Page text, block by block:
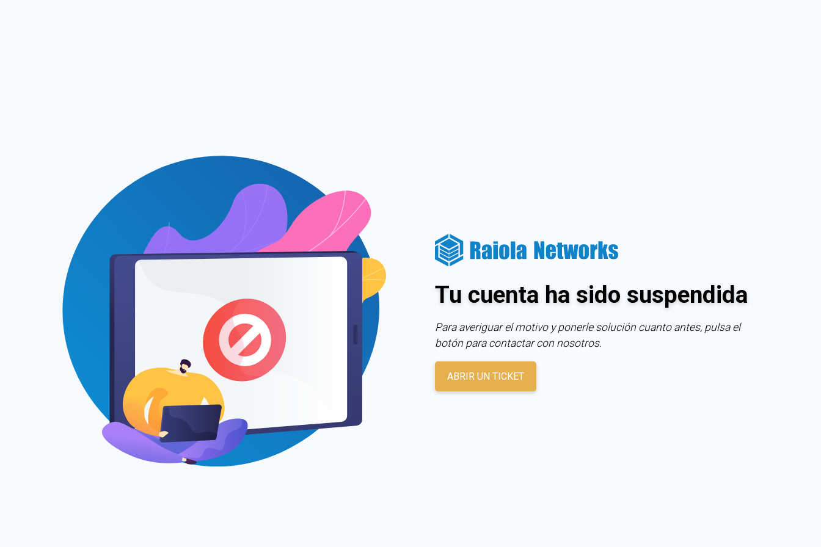
Tu cuenta ha sido suspendida
Para averiguar el motivo y ponerle solución cuanto antes, pulsa el
botón para contactar con nosotros.
ABRIR UN TICKET